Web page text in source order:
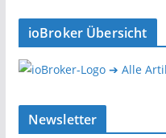
ioBroker Übersicht
➔ Alle
Newsletter